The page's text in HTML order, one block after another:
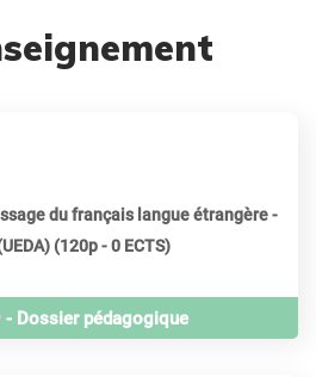
du français langue étrangère -
(120p - 0 ECTS)
- Dossier pédagogique